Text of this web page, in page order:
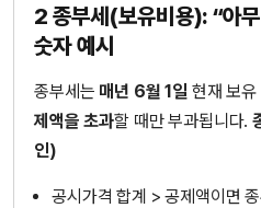
2 종부세(보유비용): “아
숫자 예시
종부세는 매년 6월 1일 현재 보유
제액을 초과할 때만 부과됩니다.
인)
공시가격 합계 > 공제액이면